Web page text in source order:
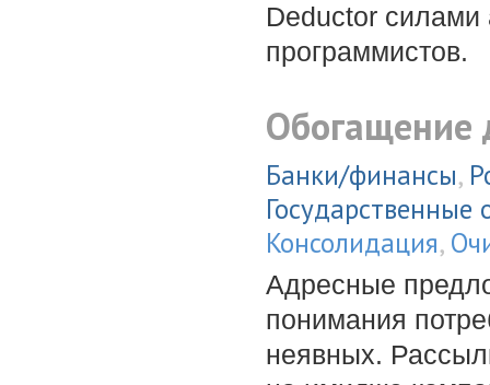
Deductor силами
программистов.
Обогащение
Банки/финансы,
Государственные
Консолидация,
Адресные
понимания
неявных.